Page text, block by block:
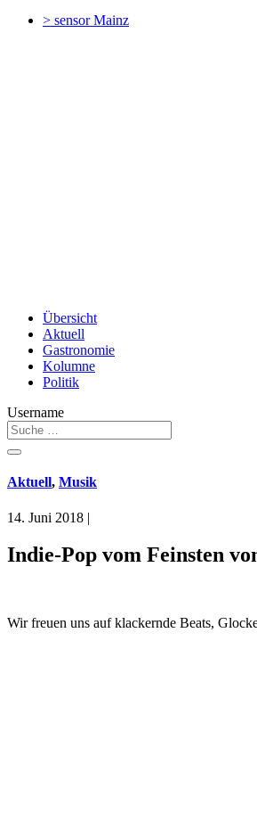
> sensorMainz
Übersicht
Aktuell
Gastronomie
Kolumne
Politik
Username
Aktuell, Musik
14. Juni 2018 |
Indie-Pop vom Feinsten
Wir freuen uns auf klackernde Beats,